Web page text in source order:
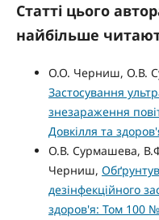
Статті цього
найбільше
О.О. Черниш, О.В.
Застосування
знезараження
Довкілля та
О.В. Сурмашева,
Черниш,
дезінфекційного
здоров'я: Том 100